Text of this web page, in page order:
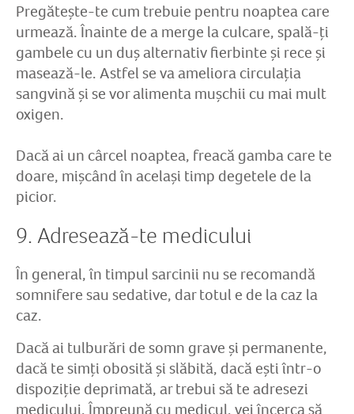
Pregătește-te cum trebuie pentru noaptea care
urmează. Înainte de a merge la culcare, spală-ți
gambele cu un duș alternativ fierbinte și rece și
masează-le. Astfel se va ameliora circulația
sangvină și se vor alimenta mușchii cu mai mult
oxigen.
Dacă ai un cârcel noaptea, freacă gamba care te
doare, mișcând în același timp degetele de la
picior.
9. Adresează-te medicului
În general, în timpul sarcinii nu se recomandă
somnifere sau sedative, dar totul e de la caz la
caz.
Dacă ai tulburări de somn grave și permanente,
dacă te simți obosită și slăbită, dacă ești într-o
dispoziție deprimată, ar trebui să te adresezi